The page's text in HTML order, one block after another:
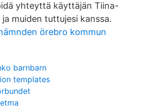
yhteyttä käyttäjän Tiina-
muiden tuttujesi kanssa.
örebro kommun
barnbarn
templates